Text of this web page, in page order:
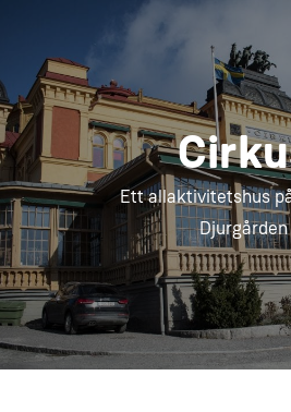
Ett allaktivitetshus
Djurgården